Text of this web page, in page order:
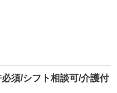
須/シフト相談可/介護付